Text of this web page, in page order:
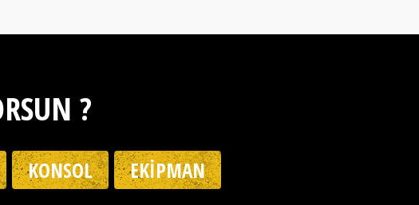
?
KONSOL
EKIPMAN